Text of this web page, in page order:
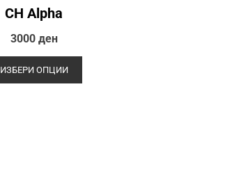
CH Alpha
3000 ден
ИЗБЕРИ ОПЦИИ